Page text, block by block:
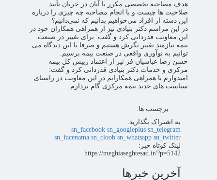
هدف مصاحبه تخصصی مکرر با آنان در جریان تأیید
صلاحیت ها چیست و با انجام مصاحبه چه چیزی را درباره
این دسته از افراد می‌خواهیم بدانیم که نمی‌دانیم؟
در این مراسم دکتر بنیادی نیز از همراهی همکاران خود در
این معاونت قدردانی کرد و گفت: برای تغییر در صنعت
بیمه نیازمند تغییر نگرش هستیم و صرفا با این دیدگاه می
توانیم به نوآوری واقعی در صنعت بیمه برسیم.
حسن رضا عباسیان فر نیز از اعتماد رییس کل بیمه
مرکزی و خدمات دکتر بنیادی قدردانی کرد و گفت:
امیدوارم با همراهی همکارانم در این معاونت در راستای
سیاست های جدید بیمه مرکزی گام بردارم.
برچسب ها:
به اشتراک بگذارید:
sn_facebook sn_googleplus sn_telegram
sn_facenama sn_cloob sn_whatsapp sn_twitter
لینک کوتاه خبر:
https://meghiaseghtesad.ir/?p=5142
آخرین خبرها